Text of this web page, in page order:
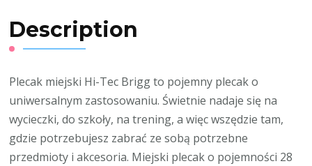
Description
Plecak miejski Hi-Tec Brigg to pojemny plecak o
uniwersalnym zastosowaniu. Świetnie nadaje się na
wycieczki, do szkoły, na trening, a więc wszędzie tam,
gdzie potrzebujesz zabrać ze sobą potrzebne
przedmioty i akcesoria. Miejski plecak o pojemności 28